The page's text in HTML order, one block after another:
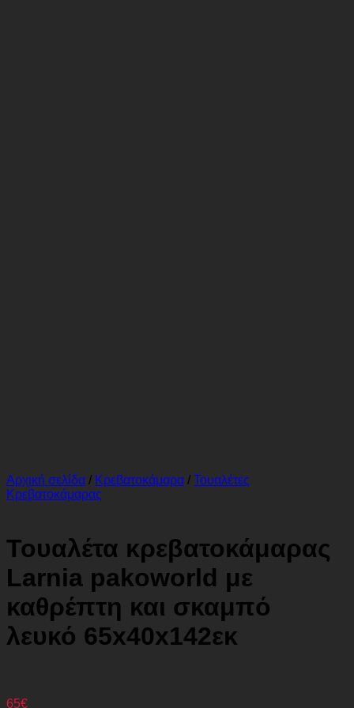
Αρχική σελίδα / Κρεβατοκάμαρα / Τουαλέτες
Κρεβατοκάμαρας
Τουαλέτα κρεβατοκάμαρας
Larnia pakoworld με
καθρέπτη και σκαμπό
λευκό 65x40x142εκ
65€